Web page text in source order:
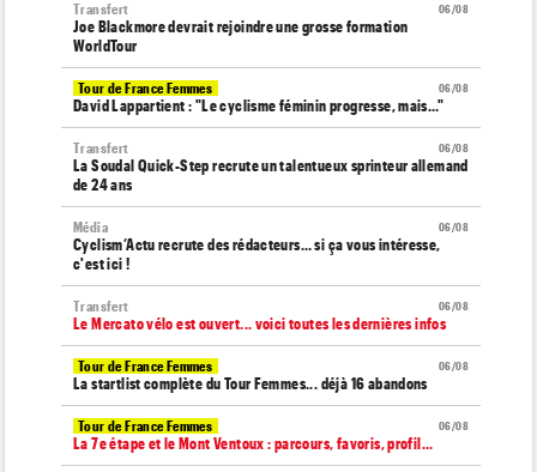
06/08
Transfert
Joe Blackmore devrait rejoindre une grosse formation
WorldTour
06/08
Tour de France Femmes
David Lappartient : "Le cyclisme féminin progresse, mais…"
06/08
Transfert
La Soudal Quick-Step recrute un talentueux sprinteur allemand
de 24 ans
06/08
Média
Cyclism’Actu recrute des rédacteurs… si ça vous intéresse,
c'est ici !
06/08
Transfert
Le Mercato vélo est ouvert... voici toutes les dernières infos
06/08
Tour de France Femmes
La startlist complète du Tour Femmes... déjà 16 abandons
06/08
Tour de France Femmes
La 7e étape et le Mont Ventoux : parcours, favoris, profil…